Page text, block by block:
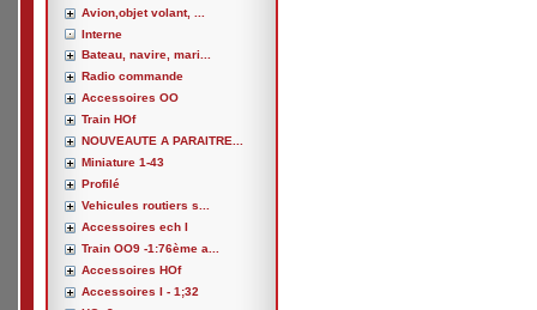
Avion,objet volant, ...
Interne
Bateau, navire, mari...
Radio commande
Accessoires OO
Train HOf
NOUVEAUTE A PARAITRE...
Miniature 1-43
Profilé
Vehicules routiers s...
Accessoires ech I
Train OO9 -1:76ème a...
Accessoires HOf
Accessoires I - 1;32